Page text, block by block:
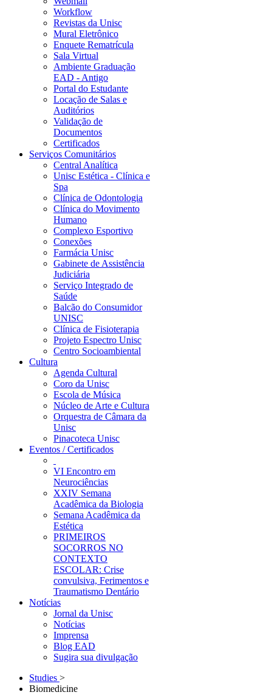
Workflow
Revistas da Unisc
Mural Eletrônico
Enquete Rematrícula
Sala Virtual
Ambiente Graduação
EAD - Antigo
Portal do Estudante
Locação de Salas e
Auditórios
Validação de
Documentos
Certificados
Serviços Comunitários
Central Analítica
Unisc Estética - Clínica e
Spa
Clínica de Odontologia
Clínica do Movimento
Humano
Complexo Esportivo
Conexões
Farmácia Unisc
Gabinete de Assistência
Judiciária
Serviço Integrado de
Saúde
Balcão do Consumidor
UNISC
Clínica de Fisioterapia
Projeto Espectro Unisc
Centro Socioambiental
Cultura
Agenda Cultural
Coro da Unisc
Escola de Música
Núcleo de Arte e Cultura
Orquestra de Câmara da
Unisc
Pinacoteca Unisc
Eventos / Certificados
VI Encontro em
Neurociências
XXIV Semana
Acadêmica da Biologia
Semana Acadêmica da
Estética
PRIMEIROS
SOCORROS NO
CONTEXTO
ESCOLAR: Crise
convulsiva, Ferimentos e
Traumatismo Dentário
Notícias
Jornal da Unisc
Notícias
Imprensa
Blog EAD
Sugira sua divulgação
Studies >
Biomedicine